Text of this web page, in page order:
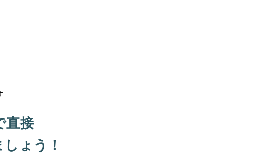
直接
ょう！